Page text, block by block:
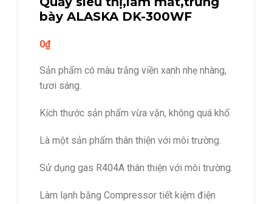
bày ALASKA DK-300WF
0₫
Sản phẩm có màu trắng viền xanh nhẹ nhàng,
tươi sáng.
Kích thước sản phẩm vừa vặn, không quá khổ.
Là một sản phẩm thân thiện với môi trường.
Sử dụng gas R404A thân thiện với môi trường.
Làm lạnh bằng Compressor tiết kiệm điện